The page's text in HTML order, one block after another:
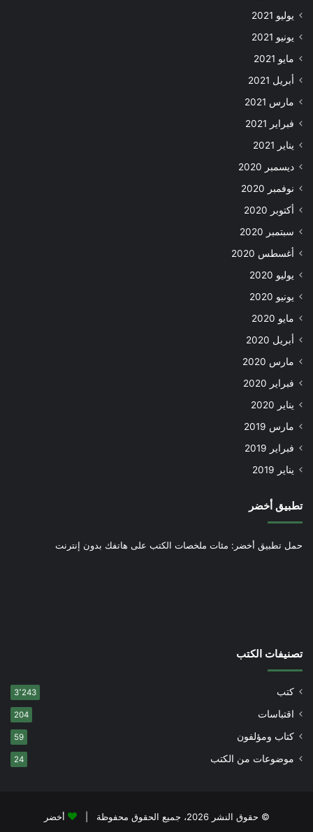
يوليو 2021
يونيو 2021
مايو 2021
أبريل 2021
مارس 2021
فبراير 2021
يناير 2021
ديسمبر 2020
نوفمبر 2020
أكتوبر 2020
سبتمبر 2020
أغسطس 2020
يوليو 2020
يونيو 2020
مايو 2020
أبريل 2020
مارس 2020
فبراير 2020
يناير 2020
مارس 2019
فبراير 2019
يناير 2019
تطبيق أخضر
حمل تطبيق أخضر: مئات ملخصات الكتب على هاتفك بدون إنترنت
تصنيفات الكتب
كتب 3٬243
اقتباسات 204
كتاب ومؤلفون 59
موضوعات من الكتب 24
© حقوق النشر 2026، جميع الحقوق محفوظة | أخضر